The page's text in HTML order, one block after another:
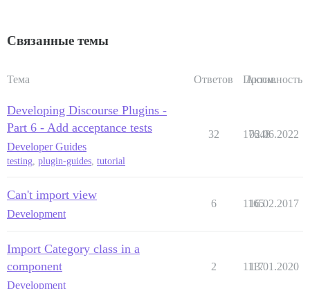
Связанные темы
Тема Ответов Просм.
Активность
Developing Discourse Plugins -
Part 6 - Add acceptance tests
Developer Guides
testing, plugin-guides, tutorial
32 17648
02.06.2022
Can't import view
Development
6 1165
16.02.2017
Import Category class in a
component
Development
2 1117
13.01.2020